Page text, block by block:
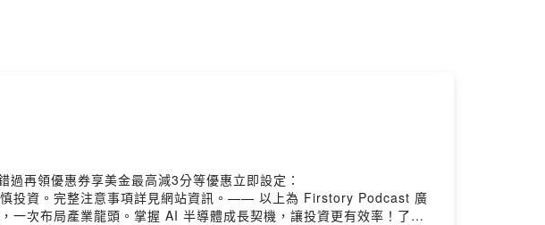
再領優惠券享美金最高減3分等優惠立即設定：
投資。完整注意事項詳見網站資訊。—— 以上為 Firstory Podcast 廣
次布局產業龍頭。掌握 AI 半導體成長契機，讓投資更有效率！了解